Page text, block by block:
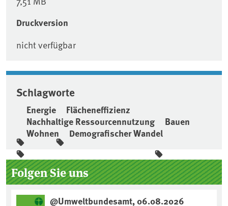
Druckversion
nicht verfügbar
Schlagworte
Energie
Flächeneffizienz
Nachhaltige Ressourcennutzung
Bauen
Wohnen
Demografischer Wandel
Seitenleiste
Folgen Sie uns
@Umweltbundesamt, 06.08.2026